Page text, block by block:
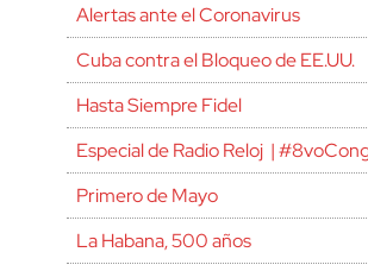
Alertas ante el Coronavirus
Cuba contra el Bloqueo de EE.UU.
Hasta Siempre Fidel
Especial de Radio Reloj |
Primero de Mayo
La Habana, 500 años